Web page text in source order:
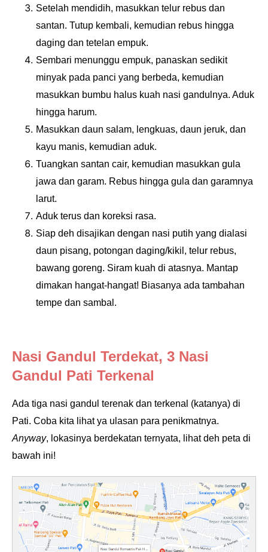
Setelah mendidih, masukkan telur rebus dan
santan. Tutup kembali, kemudian rebus hingga
daging dan tetelan empuk.
Sembari menunggu empuk, panaskan sedikit
minyak pada panci yang berbeda, kemudian
masukkan bumbu halus kuah nasi gandulnya. Aduk
hingga harum.
Masukkan daun salam, lengkuas, daun jeruk, dan
kayu manis, kemudian aduk.
Tuangkan santan cair, kemudian masukkan gula
jawa dan garam. Rebus hingga gula dan garamnya
larut.
Aduk terus dan koreksi rasa.
Siap deh disajikan dengan nasi putih yang dialasi
daun pisang, potongan daging/kikil, telur rebus,
bawang goreng. Siram kuah di atasnya. Mantap
dimakan hangat-hangat! Biasanya ada tambahan
tempe dan sambal.
Nasi Gandul Terdekat, 3 Nasi
Gandul Pati Terkenal
Ada tiga nasi gandul terenak dan terkenal (katanya) di
Pati. Coba kita lihat ya ulasan para penikmatnya.
Anyway, lokasinya berdekatan ternyata, lihat deh peta di
bawah ini!